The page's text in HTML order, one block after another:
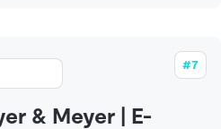
#7
& Meyer | E-